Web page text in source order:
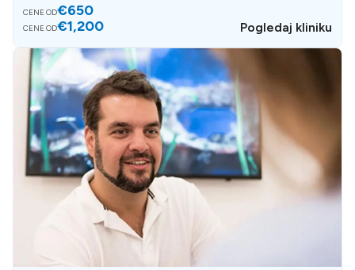
CENE OD€650
CENE OD€1,200 Pogledaj kliniku